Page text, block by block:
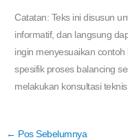
Catatan: Teks ini disusun
informatif, dan langsung
ingin menyesuaikan
spesifik proses balancing
melakukan konsultasi
← Pos Sebelumnya